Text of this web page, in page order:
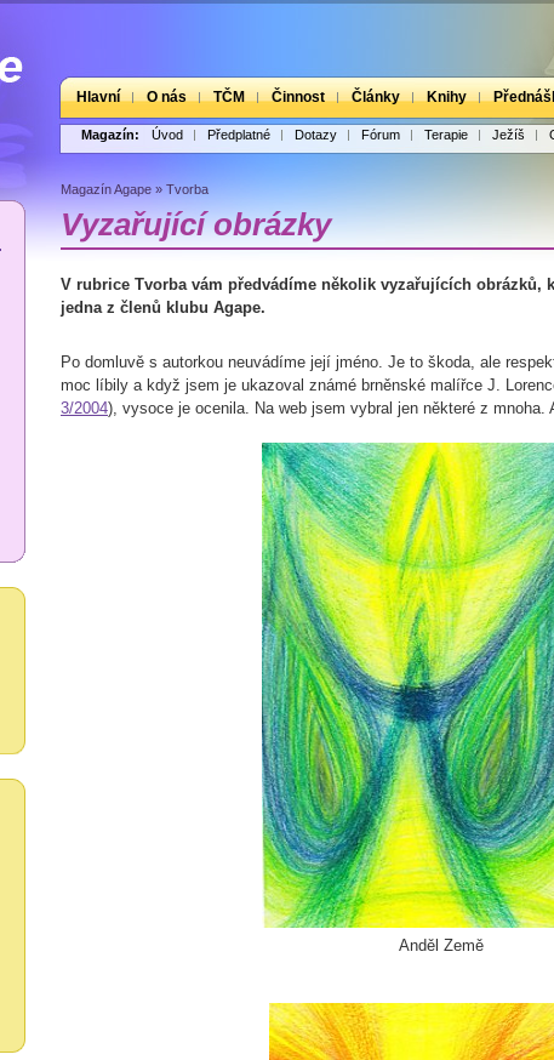
Hlavní O nás TČM Činnost Články Knihy
Magazín: Úvod Předplatné Dotazy Fórum Terapie Ježíš
Magazín Agape » Tvorba
Vyzařující obrázky
V rubrice Tvorba vám předvádíme několik vyzařujících obrázků,
jedna z členů klubu Agape.
Po domluvě s autorkou neuvádíme její jméno. Je to škoda, ale
moc líbily a když jsem je ukazoval známé brněnské malířce J.
3/2004), vysoce je ocenila. Na web jsem vybral jen některé z mnoha.
Anděl Země